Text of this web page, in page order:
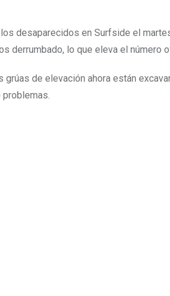
desaparecidos en Surfside el
derrumbado, lo que eleva el número
de elevación ahora están